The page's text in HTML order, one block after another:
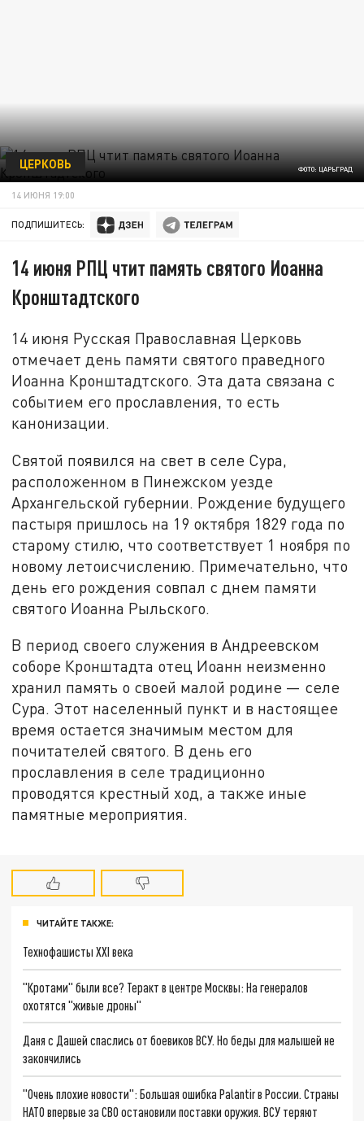
ФОТО: ЦАРЬГРАД
ЦЕРКОВЬ
14 ИЮНЯ 19:00
ПОДПИШИТЕСЬ:
14 июня РПЦ чтит память святого Иоанна
Кронштадтского
14 июня Русская Православная Церковь
отмечает день памяти святого праведного
Иоанна Кронштадтского. Эта дата связана с
событием его прославления, то есть
канонизации.
Святой появился на свет в селе Сура,
расположенном в Пинежском уезде
Архангельской губернии. Рождение будущего
пастыря пришлось на 19 октября 1829 года по
старому стилю, что соответствует 1 ноября по
новому летоисчислению. Примечательно, что
день его рождения совпал с днем памяти
святого Иоанна Рыльского.
В период своего служения в Андреевском
соборе Кронштадта отец Иоанн неизменно
хранил память о своей малой родине — селе
Сура. Этот населенный пункт и в настоящее
время остается значимым местом для
почитателей святого. В день его
прославления в селе традиционно
проводятся крестный ход, а также иные
памятные мероприятия.
ЧИТАЙТЕ ТАКЖЕ:
Технофашисты XXI века
"Кротами" были все? Теракт в центре Москвы: На генералов
охотятся "живые дроны"
Даня с Дашей спаслись от боевиков ВСУ. Но беды для малышей не
закончились
"Очень плохие новости": Большая ошибка Palantir в России. Страны
НАТО впервые за СВО остановили поставки оружия. ВСУ теряют